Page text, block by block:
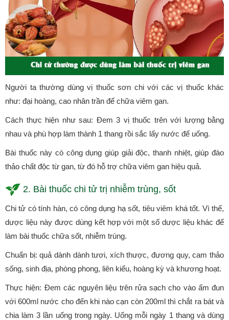
Người ta thường dùng vị thuốc sơn chi với các vị thuốc khác
như: đại hoàng, cao nhân trần để chữa viêm gan.
Cách thực hiện như sau: Đem 3 vị thuốc trên với lượng bằng
nhau và phù hợp làm thành 1 thang rồi sắc lấy nước để uống.
Bài thuốc này có công dụng giúp giải độc, thanh nhiệt, giúp đào
thảo chất độc từ gan, từ đó hỗ trợ chữa viêm gan hiệu quả.
2. Bài thuốc chi tử trị nhiễm trùng, sốt
Chi tử có tính hàn, có công dụng hạ sốt, tiêu viêm khá tốt. Vì thế,
dược liệu này được dùng kết hợp với một số dược liệu khác để
làm bài thuốc chữa sốt, nhiễm trùng.
Chuẩn bị: quả dành dành tươi, xích thược, đương quy, cam thảo
sống, sinh địa, phòng phong, liên kiểu, hoàng kỳ và khương hoạt.
Thực hiện: Đem các nguyên liệu trên rửa sạch cho vào ấm đun
với 600ml nước cho đến khi nào cạn còn 200ml thì chắt ra bát và
chia làm 3 lần uống trong ngày. Uống mỗi ngày 1 thang và dùng